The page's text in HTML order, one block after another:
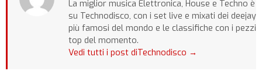
La miglior musica Elettronica, House e Techno è
su Technodisco, con i set live e mixati dei deejay
più famosi del mondo e le classifiche con i pezzi
top del momento.
Vedi tutti i post diTechnodisco →